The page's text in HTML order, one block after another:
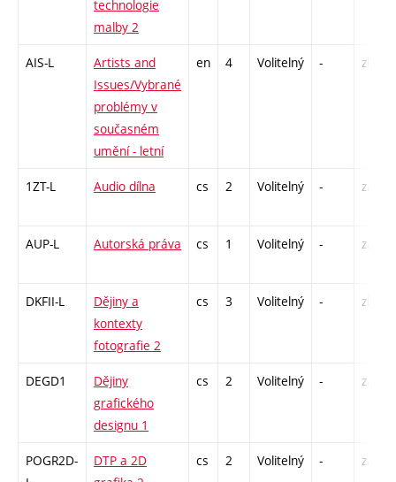
technologie
malby 2
AIS-L
Artists and
Issues/Vybrané
problémy v
současném
umění - letní
en 4 Volitelný - zk
1ZT-L Audio dílna cs 2 Volitelný - zá
AUP-L Autorská práva cs 1 Volitelný - zá
DKFII-L
Dějiny a
kontexty
fotografie 2
cs 3 Volitelný - zk
DEGD1
Dějiny
grafického
designu 1
cs 2 Volitelný - zá
POGR2D-
DTP a 2D
cs 2 Volitelný - zá